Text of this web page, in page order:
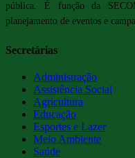
pública. É função da
planejamento de eventos e
Secretárias
Administração
Assistência Social
Agricultura
Educação
Esportes e Lazer
Meio Ambiente
Saúde